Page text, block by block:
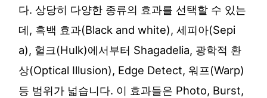
다. 상당히 다양한 종류의 효과를 선택할 수 있는
데, 흑백 효과(Black and white), 세피아(Sepi
a), 헐크(Hulk)에서부터 Shagadelia, 광학적 환
상(Optical Illusion), Edge Detect, 워프(Warp)
등 범위가 넓습니다. 이 효과들은 Photo, Burst,